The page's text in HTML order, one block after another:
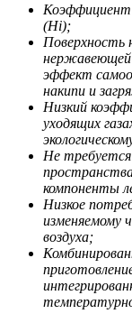
Коэффициент
(Hi);
Поверхность
нержавеющей
эффект
накипи и
Низкий
уходящих
Не
компоненты
Низкое
изменяемому
воздуха;